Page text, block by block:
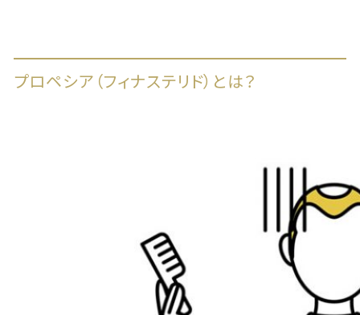
プロペシア（フィナステリド）とは？